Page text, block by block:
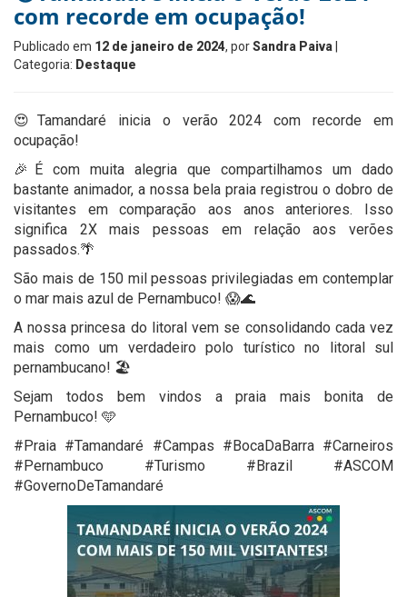
com recorde em ocupação!
Publicado em 12 de janeiro de 2024, porSandra Paiva
Categoria: Destaque
😍Tamandaré inicia o verão 2024 com recorde em
ocupação!
🎉É com muita alegria que compartilhamos um dado
bastante animador, a nossa bela praia registrou o dobro de
visitantes em comparação aos anos anteriores. Isso
significa 2X mais pessoas em relação aos verões
passados.🌴
São mais de 150 mil pessoas privilegiadas em contemplar
o mar mais azul de Pernambuco! 😱🌊
A nossa princesa do litoral vem se consolidando cada vez
mais como um verdadeiro polo turístico no litoral sul
pernambucano! 🏖️
Sejam todos bem vindos a praia mais bonita de
Pernambuco! 🩵
#Praia #Tamandaré #Campas #BocaDaBarra #Carneiros
#Pernambuco #Turismo #Brazil #ASCOM
#GovernoDeTamandaré